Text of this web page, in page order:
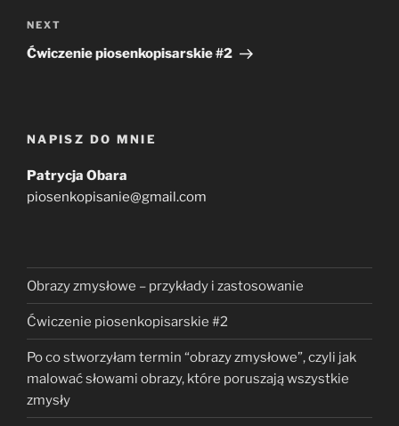
Next
Post
NEXT
Ćwiczenie piosenkopisarskie #2
NAPISZ DO MNIE
Patrycja Obara
piosenkopisanie@gmail.com
Obrazy zmysłowe – przykłady i zastosowanie
Ćwiczenie piosenkopisarskie #2
Po co stworzyłam termin “obrazy zmysłowe”, czyli jak
malować słowami obrazy, które poruszają wszystkie
zmysły